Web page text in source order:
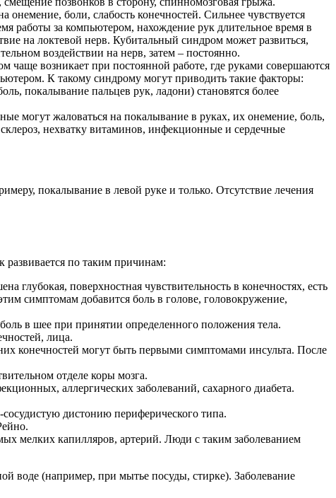
боли, слабость конечностей. Сильнее чувствуется
работы за компьютером, нахождение рук длительное время в
на локтевой нерв. Кубитальный синдром может развиться,
воздействии на нерв, затем – постоянно.
чаще возникает при постоянной работе, где руками совершаются
К такому синдрому могут приводить такие факторы:
покалывание пальцев рук, ладони) становятся более
могут жаловаться на покалывание в руках, их онемение, боль,
нехватку витаминов, инфекционные и сердечные
покалывание в левой руке и только. Отсутствие лечения
развивается по таким причинам:
глубокая, поверхностная чувствительность в конечностях, есть
симптомам добавится боль в голове, головокружение,
в шее при принятии определенного положения тела.
лица.
конечностей могут быть первыми симптомами инсульта. После
отделе коры мозга.
аллергических заболеваний, сахарного диабета.
дистонию периферического типа.
мелких капилляров, артерий. Люди с таким заболеванием
воде (например, при мытье посуды, стирке). Заболевание